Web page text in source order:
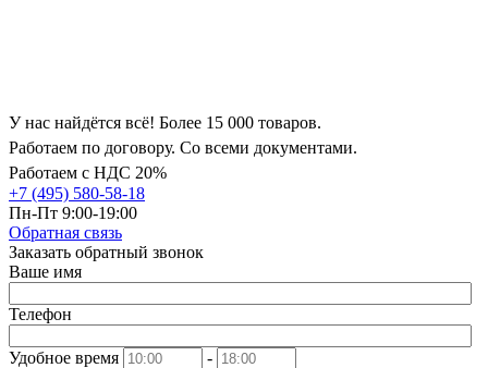
У нас найдётся всё! Более 15 000 товаров.
Работаем по договору. Со всеми документами.
Работаем с НДС 20%
+7 (495) 580-58-18
Пн-Пт 9:00-19:00
Обратная связь
Заказать обратный звонок
Ваше имя
Телефон
Удобное время
-